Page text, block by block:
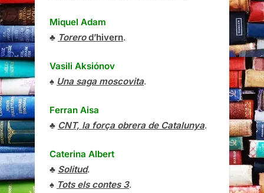
Miquel Adam
♣ Torerod’hivern.
Vasili Aksiónov
♠ Una saga moscovita.
Ferran Aisa
♣ CNT, la força obrera de Catalunya.
Caterina Albert
♣ Solitud.
♠ Tots els contes 3.